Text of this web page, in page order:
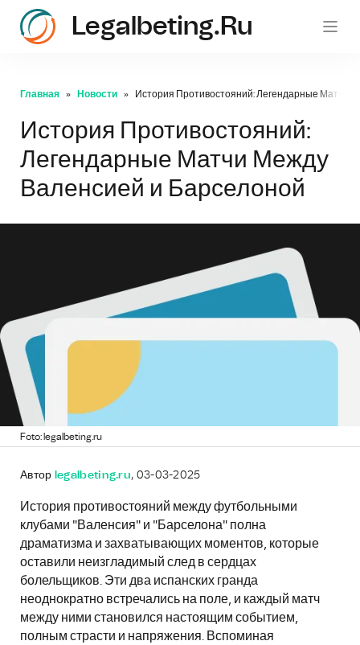
Legalbeting.ru
Главная Новости История Противостояний: Легендарные Матчи
История Противостояний:
Легендарные Матчи Между
Валенсией и Барселоной
Foto: legalbeting.ru
Автор legalbeting.ru, 03-03-2025
История противостояний между футбольными
клубами "Валенсия" и "Барселона" полна
драматизма и захватывающих моментов, которые
оставили неизгладимый след в сердцах
болельщиков. Эти два испанских гранда
неоднократно встречались на поле, и каждый матч
между ними становился настоящим событием,
полным страсти и напряжения. Вспоминая